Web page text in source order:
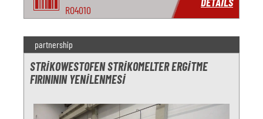
RO4010
partnership
STRIKOWESTOFEN STRIKOMELTER ERGITME
FIRINININ YENILENMESI